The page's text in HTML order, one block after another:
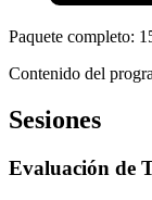
Paquete completo:
Contenido del
Sesiones
Evaluación de